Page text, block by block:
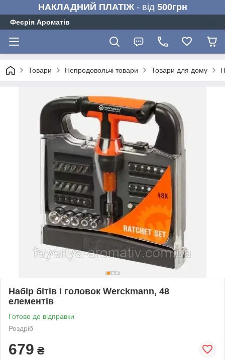
НАКЛАДНИЙ ПЛАТІЖ- від 500грн
Феєрія Ароматів
Товари Непродовольчі товари Товари для дому
Набір бітів і головок Werckmann, 48
елементів
Готово до відправки
Роздріб
679 ₴